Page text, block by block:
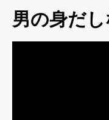
男の身だし